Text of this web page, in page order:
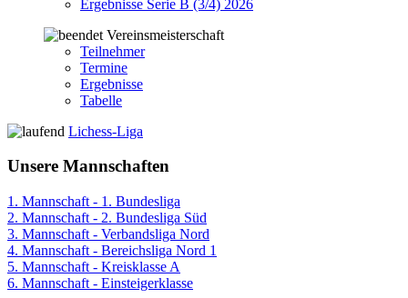
Ergebnisse Serie B (3/4) 2026
Vereinsmeisterschaft
Teilnehmer
Termine
Ergebnisse
Tabelle
Lichess-Liga
Unsere Mannschaften
1. Mannschaft - 1. Bundesliga
2. Mannschaft - 2. Bundesliga Süd
3. Mannschaft - Verbandsliga Nord
4. Mannschaft - Bereichsliga Nord 1
5. Mannschaft - Kreisklasse A
6. Mannschaft - Einsteigerklasse